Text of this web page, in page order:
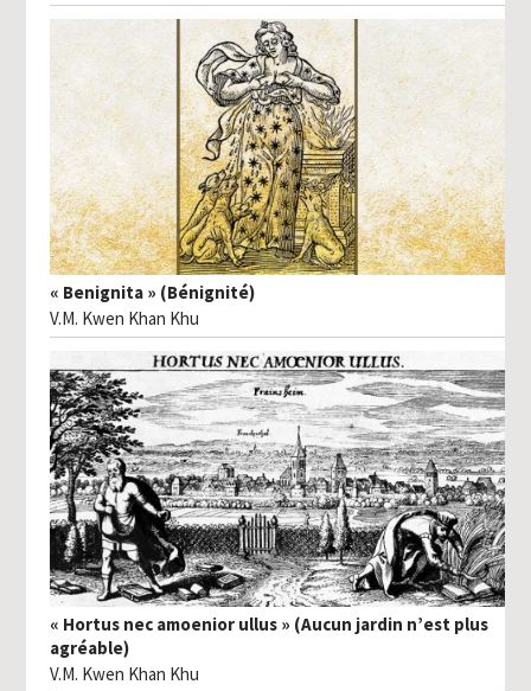
« Benignita » (Bénignité)
V.M. Kwen Khan Khu
« Hortus nec amoenior ullus » (Aucun jardin n’est plus
agréable)
V.M. Kwen Khan Khu